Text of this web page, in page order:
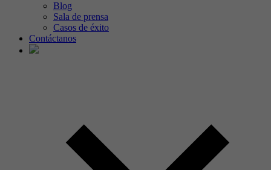
Blog
Sala de prensa
Casos de éxito
Contáctanos